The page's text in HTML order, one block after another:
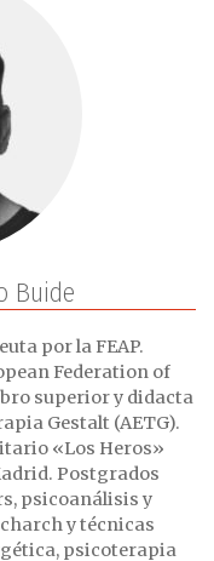
Buide
por la FEAP.
Federation of
superior y didacta
Gestalt (AETG).
«Los Heros»
Postgrados
psicoanálisis y
y técnicas
psicoterapia